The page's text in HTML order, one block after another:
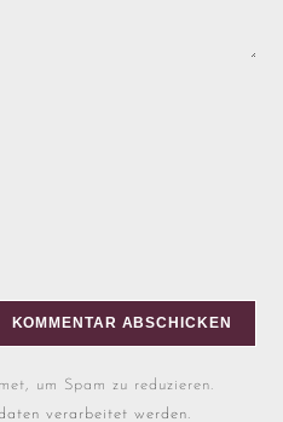
um Spam zu reduzieren.
verarbeitet werden.